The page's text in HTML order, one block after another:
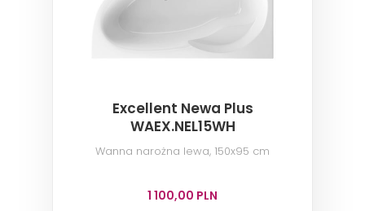
Excellent Newa Plus
WAEX.NEL15WH
Wanna narożna lewa, 150x95 cm
1 100,00 PLN